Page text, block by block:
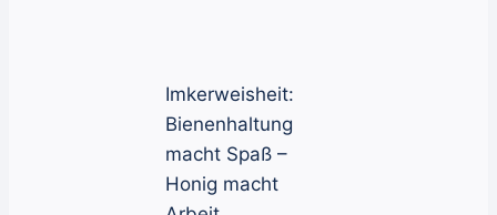
Imkerweisheit:
Bienenhaltung
macht Spaß –
Honig macht